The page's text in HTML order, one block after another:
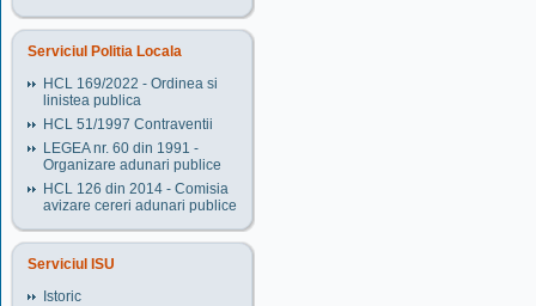
Serviciul Politia Locala
HCL 169/2022 - Ordinea si
linistea publica
HCL 51/1997 Contraventii
LEGEA nr. 60 din 1991 -
Organizare adunari publice
HCL 126 din 2014 - Comisia
avizare cereri adunari publice
Serviciul ISU
Istoric